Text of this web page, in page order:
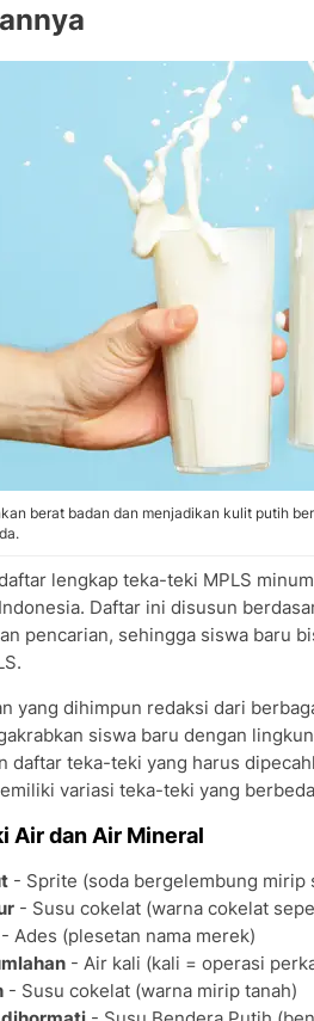
berat badan dan menjadikan kulit putih
lengkap teka-teki MPLS
Daftar ini disusun
pencarian, sehingga siswa baru
yang dihimpun redaksi dari
siswa baru dengan
daftar teka-teki yang harus
variasi teka-teki yang
Air dan Air Mineral
- Sprite (soda bergelembung mirip
- Susu cokelat (warna cokelat
- Ades (plesetan nama merek)
- Air kali (kali = operasi
- Susu cokelat (warna mirip tanah)